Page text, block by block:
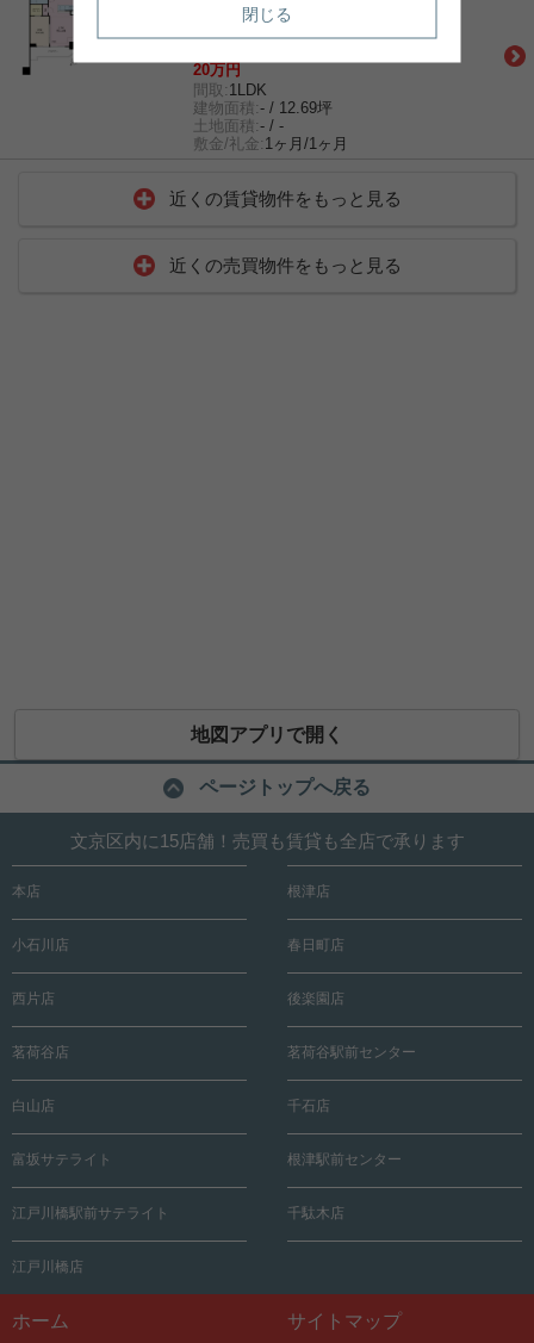
都営三田線「春日」駅 徒歩11分
20万円
間取: 1LDK
建物面積:- / 12.69坪
土地面積:- / -
敷金/礼金: 1ヶ月/1ヶ月
近くの賃貸物件をもっと見る
近くの売買物件をもっと見る
地図アプリで開く
ページトップへ戻る
文京区内に15店舗！売買も賃貸も全店で承ります
本店 根津店
小石川店 春日町店
西片店 後楽園店
茗荷谷店 茗荷谷駅前センター
白山店 千石店
富坂サテライト 根津駅前センター
江戸川橋駅前サテライト 千駄木店
江戸川橋店
ホーム サイトマップ
閉じる